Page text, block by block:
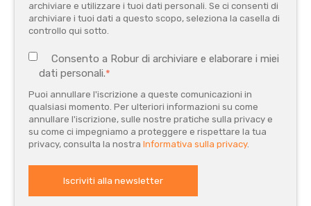
archiviare e utilizzare i tuoi dati personali. Se ci consenti di
archiviare i tuoi dati a questo scopo, seleziona la casella di
controllo qui sotto.
Consento a Robur di archiviare e elaborare i miei
dati personali.*
Puoi annullare l'iscrizione a queste comunicazioni in
qualsiasi momento. Per ulteriori informazioni su come
annullare l'iscrizione, sulle nostre pratiche sulla privacy e
su come ci impegniamo a proteggere e rispettare la tua
privacy, consulta la nostra Informativa sulla privacy.